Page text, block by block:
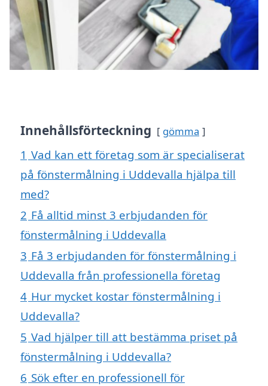
Innehållsförteckning gömma
1 Vad kan ett företag som är specialiserat
på fönstermålning i Uddevalla hjälpa till
med?
2 Få alltid minst 3 erbjudanden för
fönstermålning i Uddevalla
3 Få 3 erbjudanden för fönstermålning i
Uddevalla från professionella företag
4 Hur mycket kostar fönstermålning i
Uddevalla?
5 Vad hjälper till att bestämma priset på
fönstermålning i Uddevalla?
6 Sök efter en professionell för